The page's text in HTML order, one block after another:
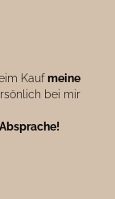
Kaufmeine
bei mir